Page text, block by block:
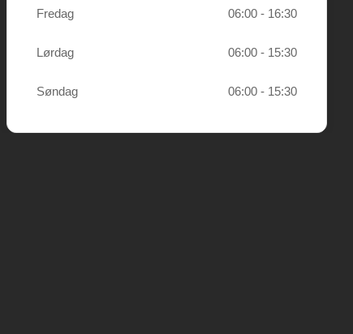
Fredag 06:00 - 16:30
Lørdag 06:00 - 15:30
Søndag 06:00 - 15:30